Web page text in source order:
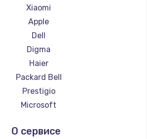
ноутбуков Irbis
ноутбуков Thunderobot
ноутбуков Hasee
ноутбуков ZTE
ноутбуков Hiper
ноутбуков Evga
ноутбуков Google
ноутбуков Echips
ноутбуков Predator
Xiaomi
Apple
Dell
Digma
Haier
Packard Bell
Prestigio
Microsoft
Aquarius
О сервисе